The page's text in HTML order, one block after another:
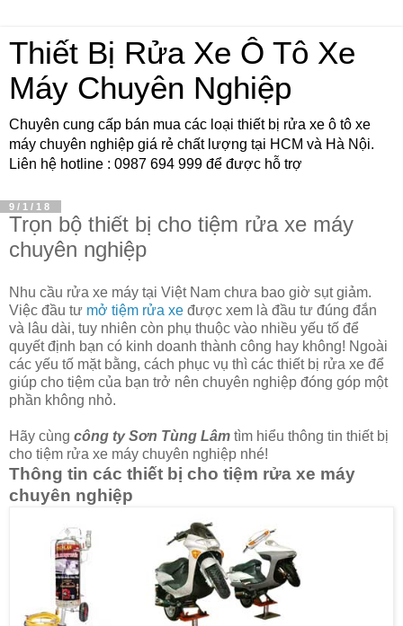
Thiết Bị Rửa Xe Ô Tô Xe
Máy Chuyên Nghiệp
Chuyên cung cấp bán mua các loại thiết bị rửa xe ô tô xe
máy chuyên nghiệp giá rẻ chất lượng tại HCM và Hà Nội.
Liên hệ hotline : 0987 694 999 để được hỗ trợ
9/1/18
Trọn bộ thiết bị cho tiệm rửa xe máy
chuyên nghiệp
Nhu cầu rửa xe máy tại Việt Nam chưa bao giờ sụt giảm.
Việc đầu tư mở tiệm rửa xe được xem là đầu tư đúng đắn
và lâu dài, tuy nhiên còn phụ thuộc vào nhiều yếu tố để
quyết định bạn có kinh doanh thành công hay không! Ngoài
các yếu tố mặt bằng, cách phục vụ thì các thiết bị rửa xe để
giúp cho tiệm của bạn trở nên chuyên nghiệp đóng góp một
phần không nhỏ.
Hãy cùng công ty Sơn Tùng Lâm tìm hiểu thông tin thiết bị
cho tiệm rửa xe máy chuyên nghiệp nhé!
Thông tin các thiết bị cho tiệm rửa xe máy
chuyên nghiệp